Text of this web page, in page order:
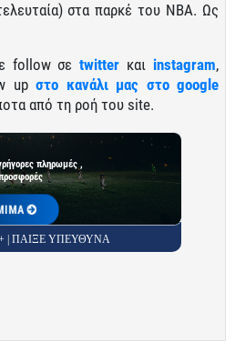
στα παρκέ του ΝΒΑ. Ως
follow σεtwitter και instagram,
upστο κανάλι μας στο google
από τη ροή του site.
πληρωμές ,
| ΠΑΙΞΕ ΥΠΕΥΘΥΝΑ